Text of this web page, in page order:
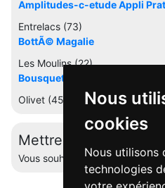
Nous
cookies
Nous utilisons
technologies
Amplitudes-c-etude Appli
Entrelacs (73)
BottÃ© Magalie
Les Moulins (22)
Bousquet Willy
Olivet (45)
Mettre à jour cette
Vous souhaitez éditer votre